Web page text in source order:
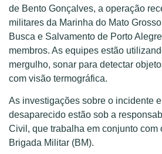
de Bento Gonçalves, a operação
militares da Marinha do Mato
Busca e Salvamento de Porto
membros. As equipes estão
mergulho, sonar para detectar
com visão termográfica.
As investigações sobre o incidente
desaparecido estão sob a
Civil, que trabalha em conjunto com
Brigada Militar (BM).